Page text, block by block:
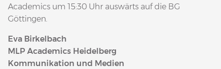
Academics um 15:30 Uhr auswärts auf die BG
Göttingen.
Eva Birkelbach
MLP Academics Heidelberg
Kommunikation und Medien